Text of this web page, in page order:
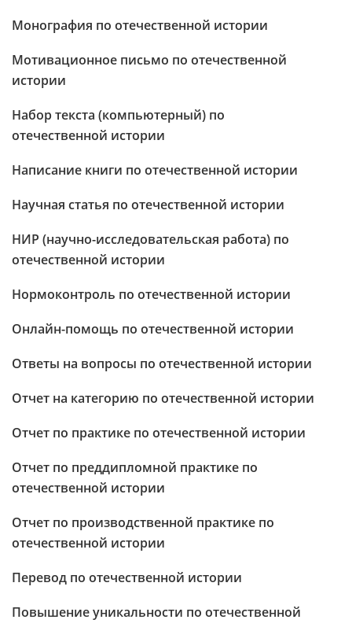
Монография по отечественной истории
Мотивационное письмо по отечественной
истории
Набор текста (компьютерный) по
отечественной истории
Написание книги по отечественной истории
Научная статья по отечественной истории
НИР (научно-исследовательская работа) по
отечественной истории
Нормоконтроль по отечественной истории
Онлайн-помощь по отечественной истории
Ответы на вопросы по отечественной истории
Отчет на категорию по отечественной истории
Отчет по практике по отечественной истории
Отчет по преддипломной практике по
отечественной истории
Отчет по производственной практике по
отечественной истории
Перевод по отечественной истории
Повышение уникальности по отечественной